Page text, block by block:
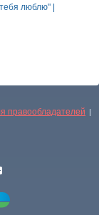
люблю" |
правообладателей |